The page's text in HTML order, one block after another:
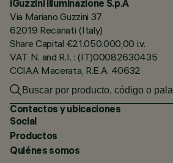
iGuzzini illuminazione S.p.A
Via Mariano Guzzini 37
62019 Recanati (Italy)
Share Capital €21.050.000,00 i.v.
VAT N. and R.I. : (IT)00082630435
CCIAA Macerata, R.E.A. 40632
Contactos y ubicaciones
Social
Productos
Quiénes somos